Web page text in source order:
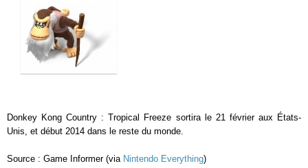
Donkey Kong Country : Tropical Freeze sortira le 21 février aux États-
Unis, et début 2014 dans le reste du monde.
Source : Game Informer (via Nintendo Everything)